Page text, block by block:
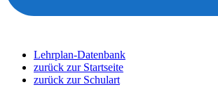
Lehrplan-Datenbank
zurück zur Startseite
zurück zur Schulart